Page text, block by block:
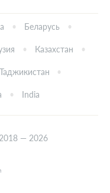
Беларусь
Казахстан
Таджикистан
India
— 2026